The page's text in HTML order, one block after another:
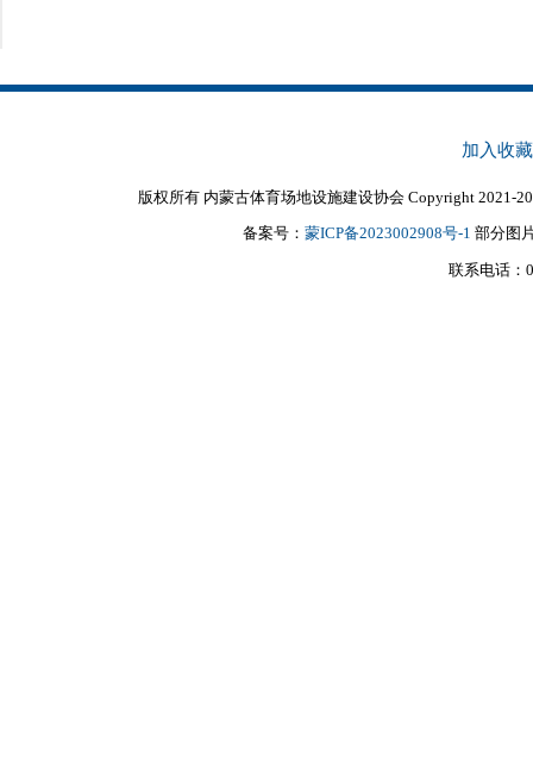
加入收藏
版权所有 内蒙古体育场地设施建设协会 Copyright 2021-
备案号： 蒙ICP备2023002908号-1 部分图
联系电话：